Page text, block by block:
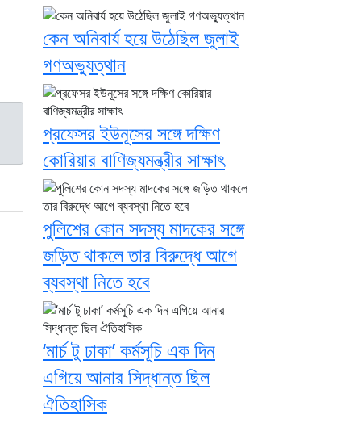
কেন অনিবার্য হয়ে উঠেছিল জুলাই
গণঅভ্যুত্থান
প্রফেসর ইউনূসের সঙ্গে দক্ষিণ
কোরিয়ার বাণিজ্যমন্ত্রীর সাক্ষাৎ
পুলিশের কোন সদস্য মাদকের সঙ্গে
জড়িত থাকলে তার বিরুদ্ধে আগে
ব্যবস্থা নিতে হবে
‘মার্চ টু ঢাকা’ কর্মসূচি এক দিন
এগিয়ে আনার সিদ্ধান্ত ছিল
ঐতিহাসিক